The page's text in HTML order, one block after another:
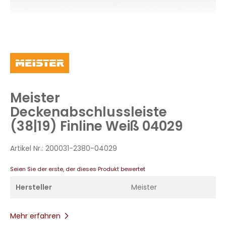
Zum
Anfang
springen
Meister
Deckenabschlussleiste
(38|19) Finline Weiß 04029
Artikel Nr.: 200031-2380-04029
Seien Sie der erste, der dieses Produkt bewertet
Hersteller Meister
Mehr erfahren